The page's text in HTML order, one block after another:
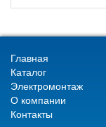
Главная
Каталог
Электромонтаж
О компании
Контакты